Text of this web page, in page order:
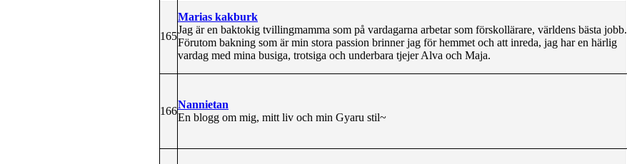
165
Marias kakburk
Jag är en baktokig tvillingmamma som på vardagarna arbetar som förskollärare, världens bästa jobb.
Förutom bakning som är min stora passion brinner jag för hemmet och att inreda, jag har en härlig
vardag med mina busiga, trotsiga och underbara tjejer Alva och Maja.
166
Nannietan
En blogg om mig, mitt liv och min Gyaru stil~